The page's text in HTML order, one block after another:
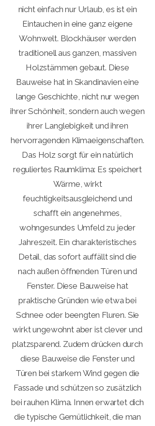
nicht einfach nur Urlaub, es ist ein
Eintauchen in eine ganz eigene
Wohnwelt. Blockhäuser werden
traditionell aus ganzen, massiven
Holzstämmen gebaut. Diese
Bauweise hat in Skandinavien eine
lange Geschichte, nicht nur wegen
ihrer Schönheit, sondern auch wegen
ihrer Langlebigkeit und ihren
hervorragenden Klimaeigenschaften.
Das Holz sorgt für ein natürlich
reguliertes Raumklima: Es speichert
Wärme, wirkt
feuchtigkeitsausgleichend und
schafft ein angenehmes,
wohngesundes Umfeld zu jeder
Jahreszeit. Ein charakteristisches
Detail, das sofort auffällt sind die
nach außen öffnenden Türen und
Fenster. Diese Bauweise hat
praktische Gründen wie etwa bei
Schnee oder beengten Fluren. Sie
wirkt ungewohnt aber ist clever und
platzsparend. Zudem drücken durch
diese Bauweise die Fenster und
Türen bei starkem Wind gegen die
Fassade und schützen so zusätzlich
bei rauhen Klima. Innen erwartet dich
die typische Gemütlichkeit, die man